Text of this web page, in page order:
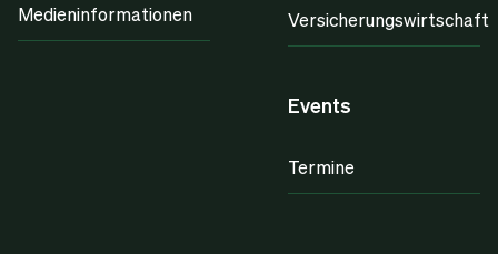
Medieninformationen Versicherungswirtschaft
Events
Termine